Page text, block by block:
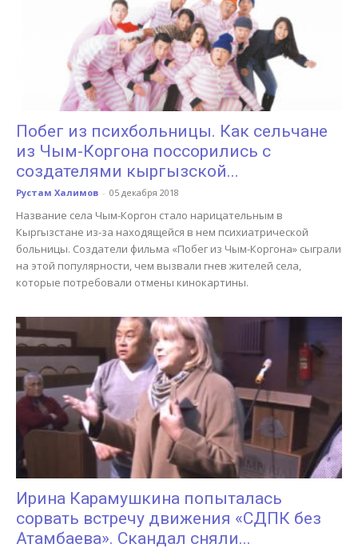
Побег из психбольницы. Как сельчане
из Чым-Коргона поссорились с
создателями кыргызской...
Рустам Халимов - 05 декабря 2018
Название села Чым-Коргон стало нарицательным в
Кыргызстане из-за находящейся в нем психиатрической
больницы. Создатели фильма «Побег из Чым-Коргона» сыграли
на этой популярности, чем вызвали гнев жителей села,
которые потребовали отмены кинокартины.
Ирина Карамушкина попыталась
сорвать встречу движения «СДПК без
Атамбаева». Скандал сняли...